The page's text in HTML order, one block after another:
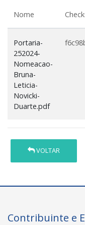
Nome
Portaria-
252024-
Nomeacao-
Bruna-
Leticia-
Novicki-
Duarte.pdf
VOLTAR
Contribuinte e